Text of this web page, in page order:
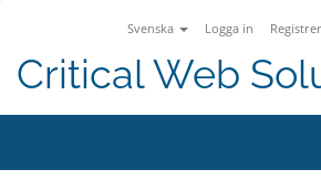
Svenska Logga in
Critical Web